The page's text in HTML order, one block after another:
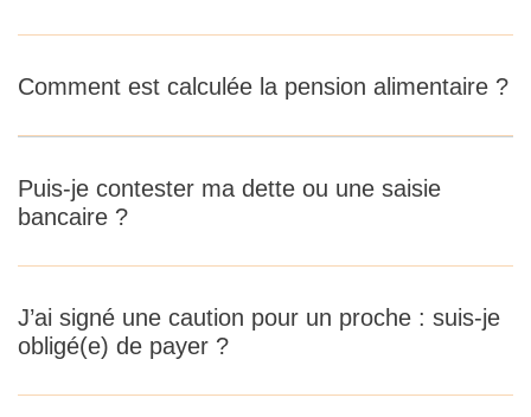
Comment est calculée la pension alimentaire ?
Puis-je contester ma dette ou une saisie
bancaire ?
J’ai signé une caution pour un proche : suis-je
obligé(e) de payer ?